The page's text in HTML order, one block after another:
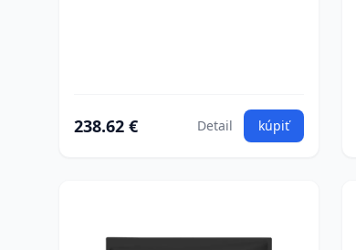
238.62 € Detail kúpiť